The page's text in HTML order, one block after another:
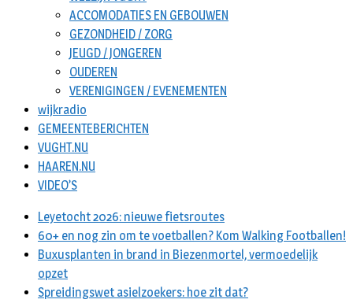
ACCOMODATIES EN GEBOUWEN
GEZONDHEID / ZORG
JEUGD / JONGEREN
OUDEREN
VERENIGINGEN / EVENEMENTEN
wijkradio
GEMEENTEBERICHTEN
VUGHT.NU
HAAREN.NU
VIDEO’S
Leyetocht 2026: nieuwe fietsroutes
60+ en nog zin om te voetballen? Kom Walking Footballen!
Buxusplanten in brand in Biezenmortel, vermoedelijk
opzet
Spreidingswet asielzoekers: hoe zit dat?